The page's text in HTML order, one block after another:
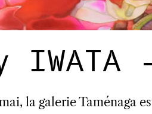
la galerie Taménaga